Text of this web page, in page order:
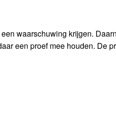
waarschuwing krijgen.
een proef mee houden. De